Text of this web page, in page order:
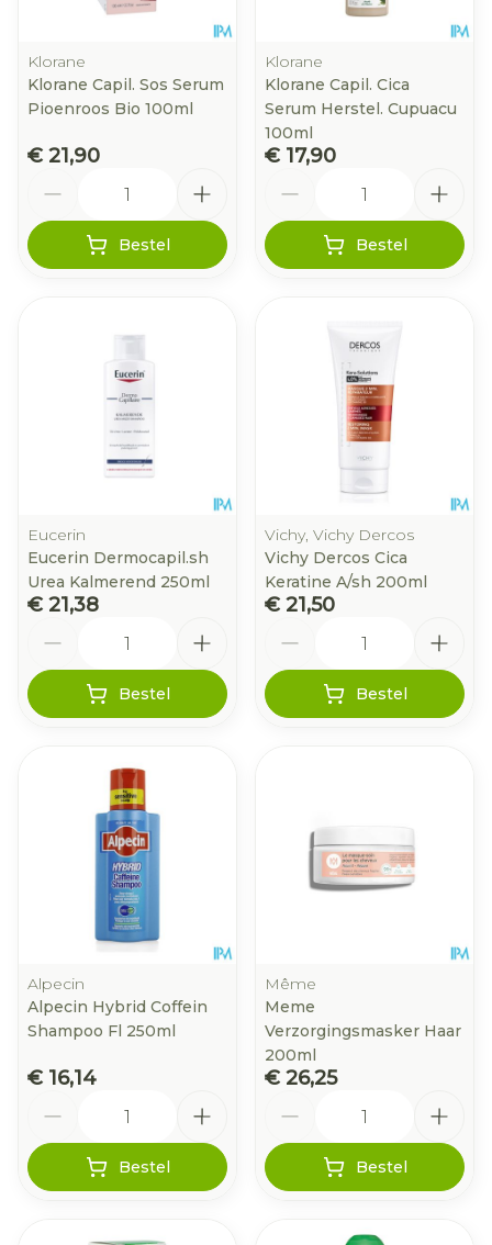
Klorane
Klorane Capil. Sos Serum
Pioenroos Bio 100ml
€ 21,90
Bestel
Klorane
Klorane Capil. Cica
Serum Herstel. Cupuacu
100ml
€ 17,90
Bestel
Eucerin
Eucerin Dermocapil.sh
Urea Kalmerend 250ml
€ 21,38
Bestel
Vichy, Vichy Dercos
Vichy Dercos Cica
Keratine A/sh 200ml
€ 21,50
Bestel
Alpecin
Alpecin Hybrid Coffein
Shampoo Fl 250ml
€ 16,14
Bestel
Même
Meme
Verzorgingsmasker Haar
200ml
€ 26,25
Bestel